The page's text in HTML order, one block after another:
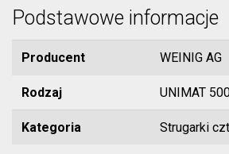
Podstawowe informacje
Producent WEINIG AG
Rodzaj UNIMAT
Kategoria Strugarki